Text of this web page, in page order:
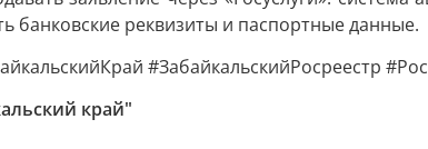
банковские реквизиты и паспортные данные.
#ЗабайкальскийРосреестр
край"